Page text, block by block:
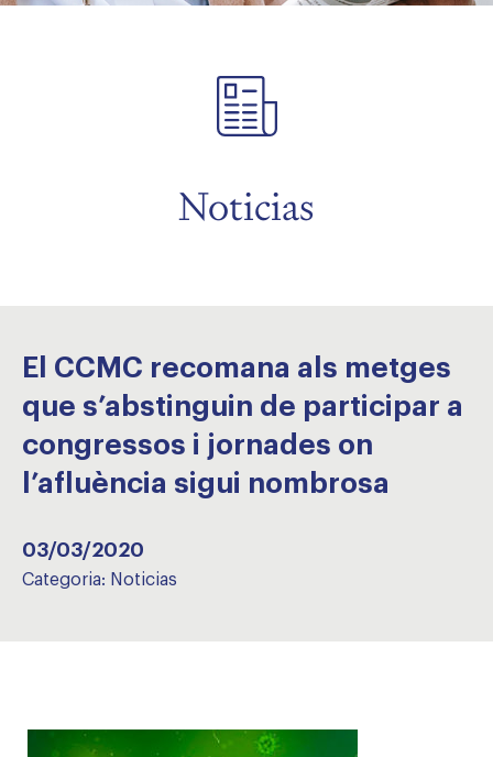
Noticias
El CCMC recomana als metges
que s’abstinguin de participar a
congressos i jornades on
l’afluència sigui nombrosa
03/03/2020
Categoria: Noticias